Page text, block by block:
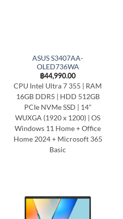
ASUS S3407AA-
OLED736WA
฿44,990.00
CPU Intel Ultra 7 355 | RAM
16GB DDR5 | HDD 512GB
PCIe NVMe SSD | 14"
WUXGA (1920 x 1200) | OS
Windows 11 Home + Office
Home 2024 + Microsoft 365
Basic